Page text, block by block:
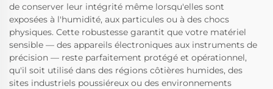
de conserver leur intégrité même lorsqu'elles sont
exposées à l'humidité, aux particules ou à des chocs
physiques. Cette robustesse garantit que votre matériel
sensible — des appareils électroniques aux instruments de
précision — reste parfaitement protégé et opérationnel,
qu'il soit utilisé dans des régions côtières humides, des
sites industriels poussiéreux ou des environnements